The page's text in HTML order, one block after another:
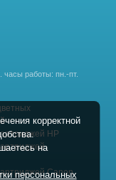
часы работы: пн.-пт.
HP
Canon
корректной
на
персональных